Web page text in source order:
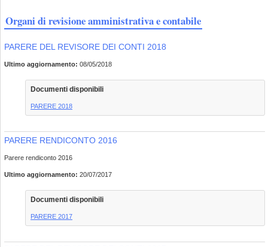
Organi di revisione amministrativa e contabile
PARERE DEL REVISORE DEI CONTI 2018
Ultimo aggiornamento: 08/05/2018
Documenti disponibili
PARERE 2018
PARERE RENDICONTO 2016
Parere rendiconto 2016
Ultimo aggiornamento: 20/07/2017
Documenti disponibili
PARERE 2017